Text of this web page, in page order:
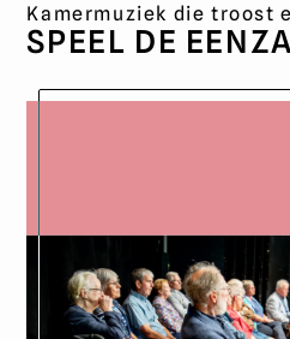
Kamermuziek die troost
SPEEL DE